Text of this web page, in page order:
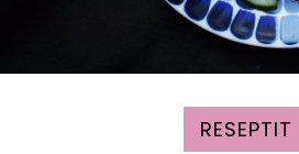
RESEPTIT